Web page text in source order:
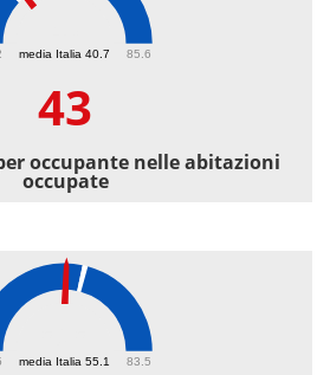
media Italia 40.7 85.6
43
occupante nelle abitazioni
occupate
media Italia 55.1 83.5